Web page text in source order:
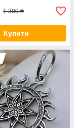
1 300 ₴
Купити